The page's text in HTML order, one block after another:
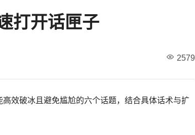
打开话匣子
2579
效破冰且避免尴尬的六个话题，结合具体话术与扩